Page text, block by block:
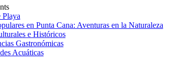
Playa
en Punta Cana: Aventuras en la Naturaleza
e Históricos
Gastronómicas
Acuáticas